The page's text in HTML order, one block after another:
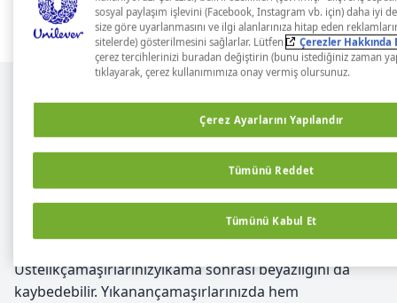
AçıklamaMalzemelerBoyutlar
Açıklama
Gün içindekullandığınızgiysi ve çamaşırlarınzorlu ve
çıkarmasıgüçlekelerlelekelenmesimümkün.
Lekeliçamaşırlarınızda tek biryıkama, lekeleri yok
Üstelikçamaşırlarınızyıkama sonrası beyazlığını da
kaybedebilir. Yıkanançamaşırlarınızda hem
sosyal paylaşım işlevini (Facebook, Instagram vb. için) daha iyi
size göre uyarlanmasını ve ilgi alanlarınıza hitap eden
sitelerde) gösterilmesini sağlarlar. Lütfen
Çerezler Hakkında
çerez tercihlerinizi buradan değiştirin (bunu istediğiniz zaman
tıklayarak, çerez kullanımımıza onay vermiş olursunuz.
Çerez Ayarlarını Yapılandır
Tümünü Reddet
Tümünü Kabul Et